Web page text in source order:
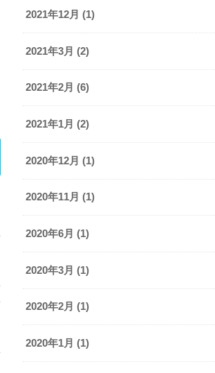
2021年12月 (1)
2021年3月 (2)
2021年2月 (6)
2021年1月 (2)
2020年12月 (1)
2020年11月 (1)
2020年6月 (1)
2020年3月 (1)
2020年2月 (1)
2020年1月 (1)